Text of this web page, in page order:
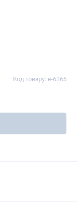
Код товару: e-6365